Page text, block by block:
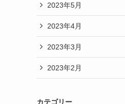
2023年5月
2023年4月
2023年3月
2023年2月
カテゴリー